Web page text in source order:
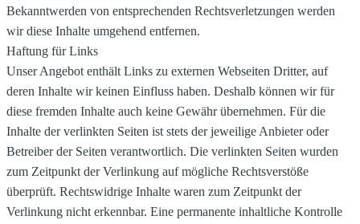
Bekanntwerden von entsprechenden Rechtsverletzungen werden
wir diese Inhalte umgehend entfernen.
Haftung für Links
Unser Angebot enthält Links zu externen Webseiten Dritter, auf
deren Inhalte wir keinen Einfluss haben. Deshalb können wir für
diese fremden Inhalte auch keine Gewähr übernehmen. Für die
Inhalte der verlinkten Seiten ist stets der jeweilige Anbieter oder
Betreiber der Seiten verantwortlich. Die verlinkten Seiten wurden
zum Zeitpunkt der Verlinkung auf mögliche Rechtsverstöße
überprüft. Rechtswidrige Inhalte waren zum Zeitpunkt der
Verlinkung nicht erkennbar. Eine permanente inhaltliche Kontrolle